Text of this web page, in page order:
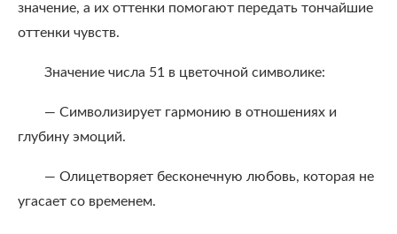
значение, а их оттенки помогают передать тончайшие
оттенки чувств.
Значение числа 51 в цветочной символике:
— Символизирует гармонию в отношениях и
глубину эмоций.
— Олицетворяет бесконечную любовь, которая не
угасает со временем.